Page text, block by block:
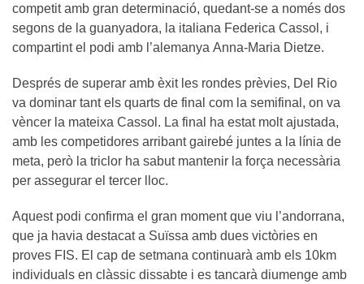
competit amb gran determinació, quedant-se a només dos
segons de la guanyadora, la italiana Federica Cassol, i
compartint el podi amb l’alemanya Anna-Maria Dietze.
Després de superar amb èxit les rondes prèvies, Del Rio
va dominar tant els quarts de final com la semifinal, on va
vèncer la mateixa Cassol. La final ha estat molt ajustada,
amb les competidores arribant gairebé juntes a la línia de
meta, però la triclor ha sabut mantenir la força necessària
per assegurar el tercer lloc.
Aquest podi confirma el gran moment que viu l’andorrana,
que ja havia destacat a Suïssa amb dues victòries en
proves FIS. El cap de setmana continuarà amb els 10km
individuals en clàssic dissabte i es tancarà diumenge amb